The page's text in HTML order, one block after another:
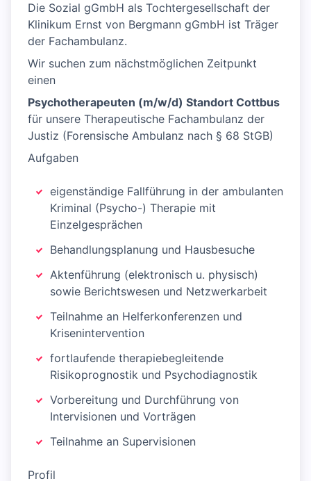
Die Sozial gGmbH als Tochtergesellschaft der
Klinikum Ernst von Bergmann gGmbH ist Träger
der Fachambulanz.
Wir suchen zum nächstmöglichen Zeitpunkt
einen
Psychotherapeuten (m/w/d) Standort Cottbus
für unsere Therapeutische Fachambulanz der
Justiz (Forensische Ambulanz nach § 68 StGB)
Aufgaben
eigenständige Fallführung in der ambulanten
Kriminal (Psycho-) Therapie mit
Einzelgesprächen
Behandlungsplanung und Hausbesuche
Aktenführung (elektronisch u. physisch)
sowie Berichtswesen und Netzwerkarbeit
Teilnahme an Helferkonferenzen und
Krisenintervention
fortlaufende therapiebegleitende
Risikoprognostik und Psychodiagnostik
Vorbereitung und Durchführung von
Intervisionen und Vorträgen
Teilnahme an Supervisionen
Profil